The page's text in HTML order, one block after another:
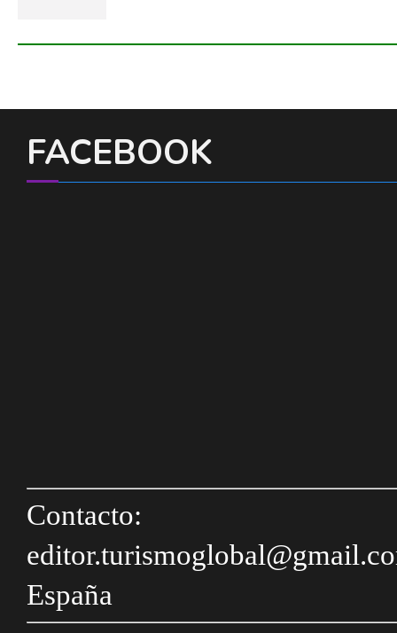
FACEBOOK
Contacto:
España